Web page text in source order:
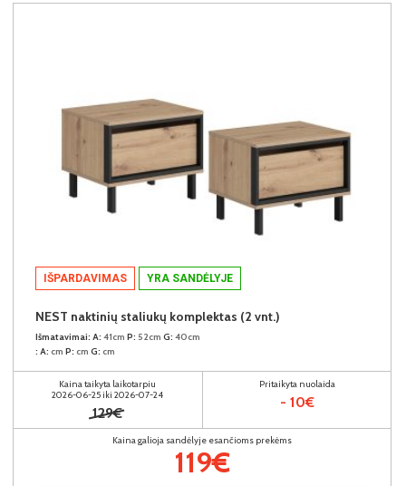
IŠPARDAVIMAS YRA SANDĖLYJE
NEST naktinių staliukų komplektas (2 vnt.)
Išmatavimai: A: 41cm P: 52cm G: 40cm
: A: cm P: cm G: cm
Kaina taikyta laikotarpiu
2026-06-25 iki 2026-07-24
129€
Pritaikyta nuolaida
- 10€
Kaina galioja sandėlyje esančioms prekėms
119€